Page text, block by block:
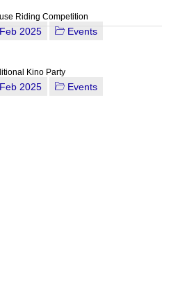
Riding Competition
2025 Events
Kino Party
2025 Events